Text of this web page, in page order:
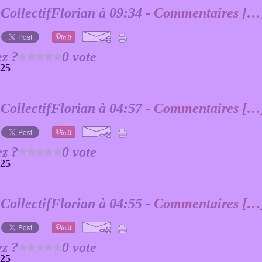
CollectifFlorian à 09:34 - Commentaires […
? 0 vote
CollectifFlorian à 04:57 - Commentaires […
? 0 vote
CollectifFlorian à 04:55 - Commentaires […
? 0 vote